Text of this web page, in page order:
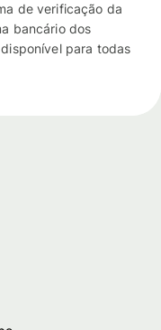
de verificação da
bancário dos
para todas